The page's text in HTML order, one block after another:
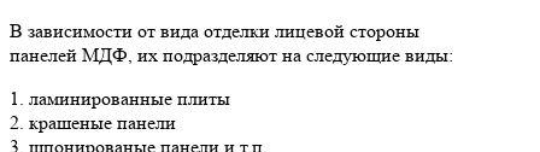
В зависимости от вида отделки лицевой стороны
панелей МДФ, их подразделяют на следующие виды:
1. ламинированные плиты
2. крашеные панели
3. шпонированые панели и т.п.